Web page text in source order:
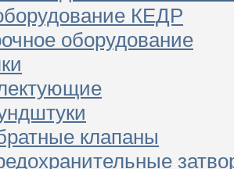
КЕДР
оборудование
клапаны